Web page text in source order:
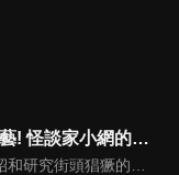
恐怖綜藝! 怪談家小網的超嚇人頻道